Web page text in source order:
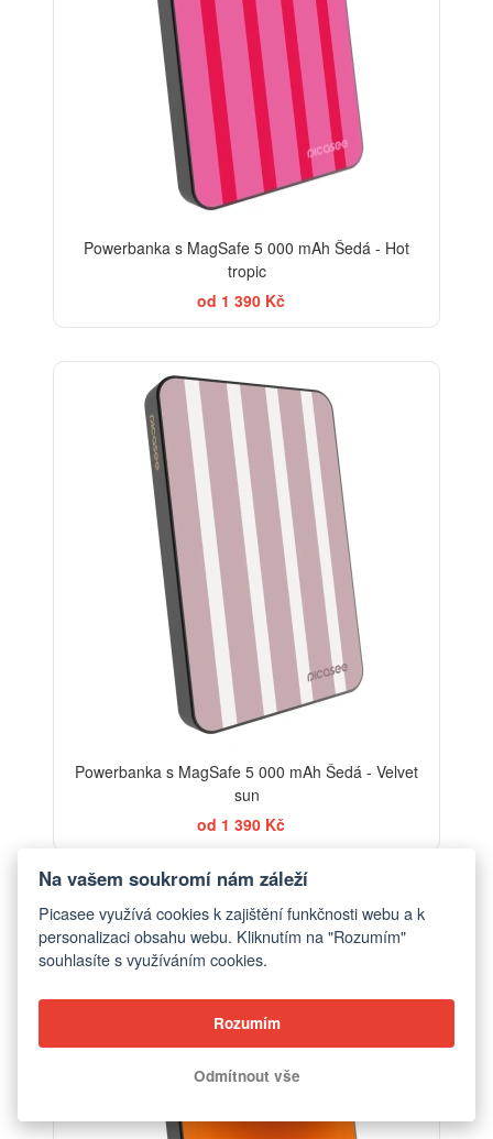
Powerbanka s MagSafe 5 000 mAh Šedá - Hot
tropic
od 1 390 Kč
Powerbanka s MagSafe 5 000 mAh Šedá - Velvet
sun
od 1 390 Kč
Na vašem soukromí nám záleží
Picasee využívá cookies k zajištění funkčnosti webu a k
personalizaci obsahu webu. Kliknutím na "Rozumím"
souhlasíte s využíváním cookies.
Rozumím
Odmítnout vše